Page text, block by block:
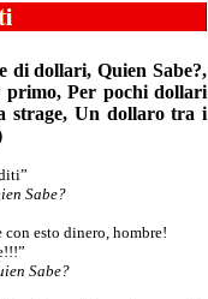
di dollari, Quien Sabe?,
primo, Per pochi dollari
strage, Un dollaro tra i
Sabe?
esto dinero, hombre!
Sabe?